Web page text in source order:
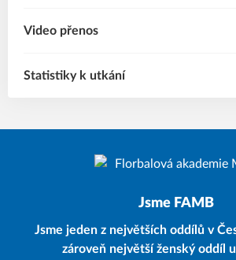
Video přenos
Statistiky k utkání
Jsme FAMB
Jsme jeden z největších oddílů v
zároveň největší ženský oddíl u